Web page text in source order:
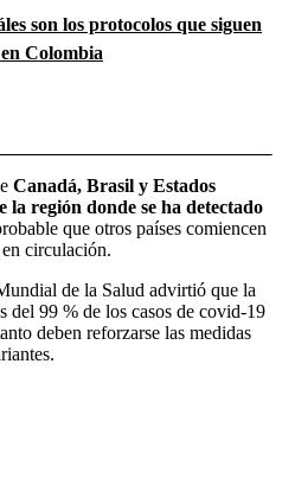
son los protocolos que siguen
Colombia
Canadá, Brasil y Estados
la región donde se ha detectado
que otros países comiencen
circulación.
de la Salud advirtió que la
del 99 % de los casos de covid-19
deben reforzarse las medidas